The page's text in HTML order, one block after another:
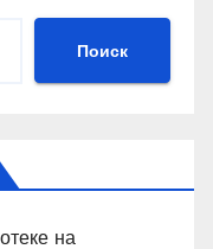
ть
Поиск
на